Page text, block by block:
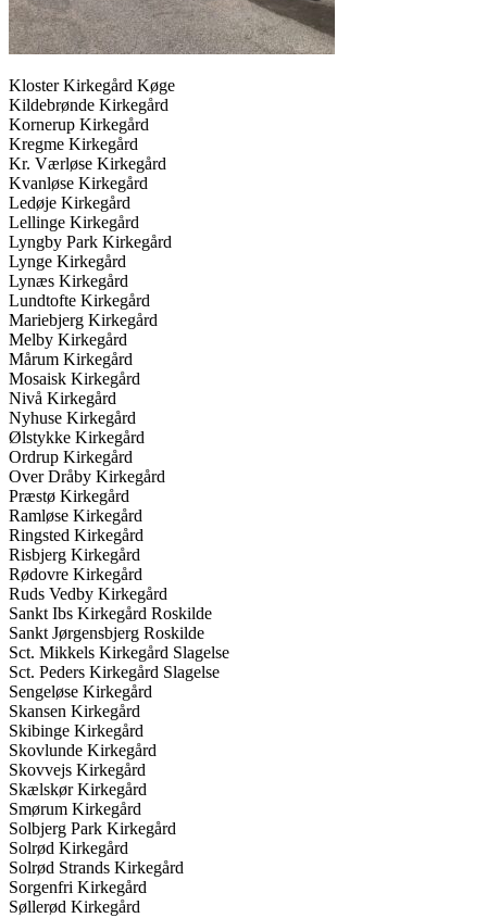
Kloster Kirkegård Køge
Kildebrønde Kirkegård
Kornerup Kirkegård
Kregme Kirkegård
Kr. Værløse Kirkegård
Kvanløse Kirkegård
Ledøje Kirkegård
Lellinge Kirkegård
Lyngby Park Kirkegård
Lynge Kirkegård
Lynæs Kirkegård
Lundtofte Kirkegård
Mariebjerg Kirkegård
Melby Kirkegård
Mårum Kirkegård
Mosaisk Kirkegård
Nivå Kirkegård
Nyhuse Kirkegård
Ølstykke Kirkegård
Ordrup Kirkegård
Over Dråby Kirkegård
Præstø Kirkegård
Ramløse Kirkegård
Ringsted Kirkegård
Risbjerg Kirkegård
Rødovre Kirkegård
Ruds Vedby Kirkegård
Sankt Ibs Kirkegård Roskilde
Sankt Jørgensbjerg Roskilde
Sct. Mikkels Kirkegård Slagelse
Sct. Peders Kirkegård Slagelse
Sengeløse Kirkegård
Skansen Kirkegård
Skibinge Kirkegård
Skovlunde Kirkegård
Skovvejs Kirkegård
Skælskør Kirkegård
Smørum Kirkegård
Solbjerg Park Kirkegård
Solrød Kirkegård
Solrød Strands Kirkegård
Sorgenfri Kirkegård
Søllerød Kirkegård